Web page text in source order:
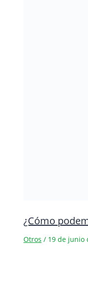
¿Cómo
Otros / 19 de junio